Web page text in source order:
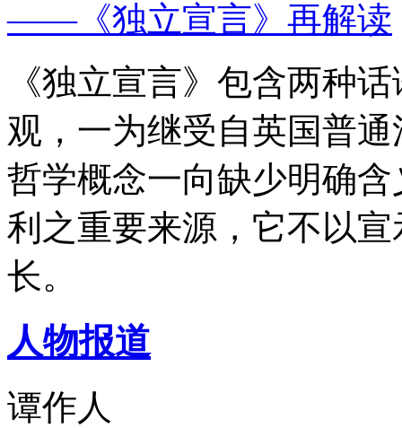
——《独立宣言》再解读
《独立宣言》包含两种
观，一为继受自英国普
哲学概念一向缺少明确
利之重要来源，它不以
长。
人物报道
谭作人